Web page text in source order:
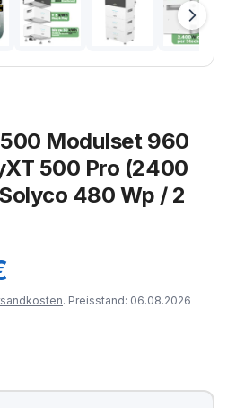
Modulset 960
500 Pro (2400
480 Wp / 2
. Preisstand: 06.08.2026